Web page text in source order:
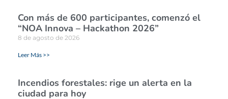
Con más de 600 participantes, comenzó el
“NOA Innova – Hackathon 2026”
8 de agosto de 2026
Leer Más >>
Incendios forestales: rige un alerta en la
ciudad para hoy